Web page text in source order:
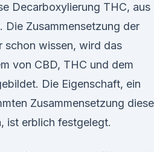
Decarboxylierung THC, aus
Die Zusammensetzung der
schon wissen, wird das
von CBD, THC und dem
Die Eigenschaft, ein
Zusammensetzung
ist erblich festgelegt.